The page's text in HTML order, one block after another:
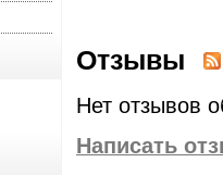
Отзывы
Нет отзывов
Написать